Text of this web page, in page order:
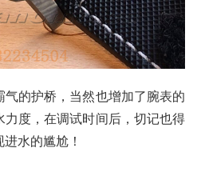
的护桥，当然也增加了腕表的
度，在调试时间后，切记也得
水的尴尬！